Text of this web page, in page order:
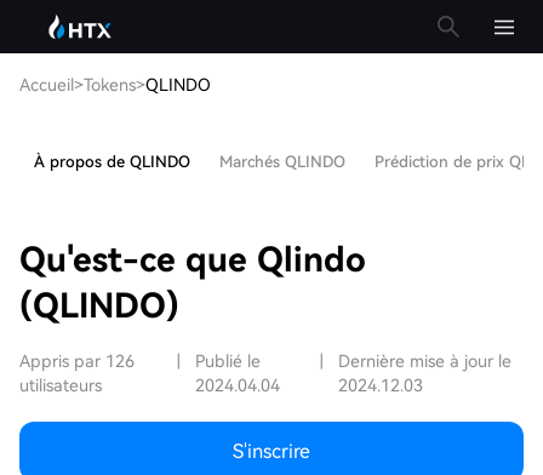
Accueil>Tokens>QLINDO
À propos de QLINDO Marchés QLINDO Prédiction de prix
Qu'est-ce que Qlindo
(QLINDO)
Appris par 126
utilisateurs
Publié le
2024.04.04
Dernière mise à jour le
2024.12.03
S'inscrire